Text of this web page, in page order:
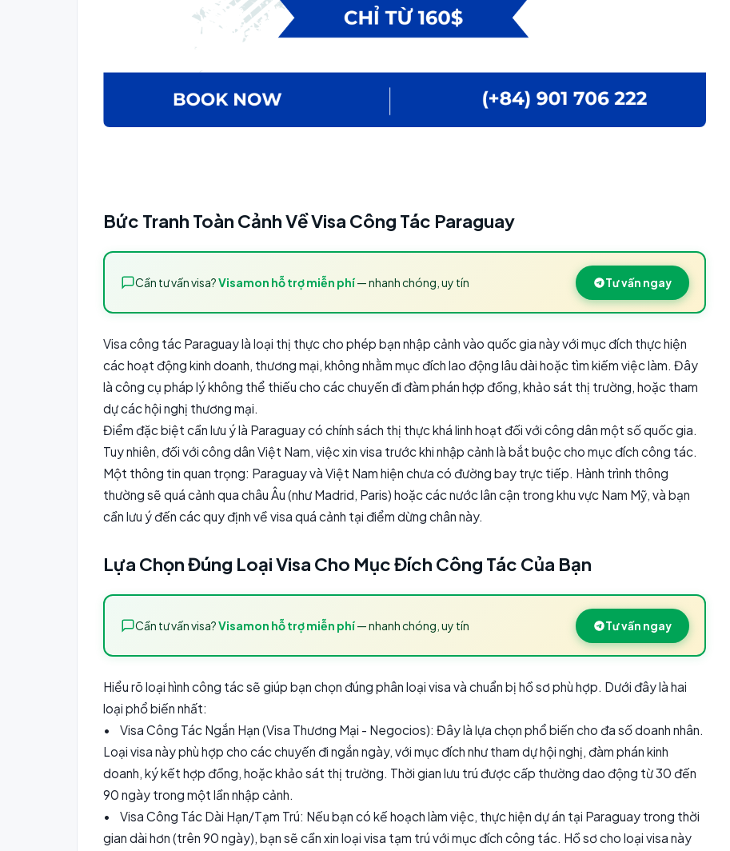
Bức Tranh Toàn Cảnh Về Visa Công Tác Paraguay
Cần tư vấn visa?Visamon hỗ trợ miễn phí— nhanh chóng, uy tín Tư vấn ngay
Visa công tác Paraguay là loại thị thực cho phép bạn nhập cảnh vào quốc gia này với mục đích thực hiện
các hoạt động kinh doanh, thương mại, không nhằm mục đích lao động lâu dài hoặc tìm kiếm việc làm. Đây
là công cụ pháp lý không thể thiếu cho các chuyến đi đàm phán hợp đồng, khảo sát thị trường, hoặc tham
dự các hội nghị thương mại.
Điểm đặc biệt cần lưu ý là Paraguay có chính sách thị thực khá linh hoạt đối với công dân một số quốc gia.
Tuy nhiên, đối với công dân Việt Nam, việc xin visa trước khi nhập cảnh là bắt buộc cho mục đích công tác.
Một thông tin quan trọng: Paraguay và Việt Nam hiện chưa có đường bay trực tiếp. Hành trình thông
thường sẽ quá cảnh qua châu Âu (như Madrid, Paris) hoặc các nước lân cận trong khu vực Nam Mỹ, và bạn
cần lưu ý đến các quy định về visa quá cảnh tại điểm dừng chân này.
Lựa Chọn Đúng Loại Visa Cho Mục Đích Công Tác Của Bạn
Cần tư vấn visa?Visamon hỗ trợ miễn phí— nhanh chóng, uy tín Tư vấn ngay
Hiểu rõ loại hình công tác sẽ giúp bạn chọn đúng phân loại visa và chuẩn bị hồ sơ phù hợp. Dưới đây là hai
loại phổ biến nhất:
• Visa Công Tác Ngắn Hạn (Visa Thương Mại - Negocios): Đây là lựa chọn phổ biến cho đa số doanh nhân.
Loại visa này phù hợp cho các chuyến đi ngắn ngày, với mục đích như tham dự hội nghị, đàm phán kinh
doanh, ký kết hợp đồng, hoặc khảo sát thị trường. Thời gian lưu trú được cấp thường dao động từ 30 đến
90 ngày trong một lần nhập cảnh.
• Visa Công Tác Dài Hạn/Tạm Trú: Nếu bạn có kế hoạch làm việc, thực hiện dự án tại Paraguay trong thời
gian dài hơn (trên 90 ngày), bạn sẽ cần xin loại visa tạm trú với mục đích công tác. Hồ sơ cho loại visa này